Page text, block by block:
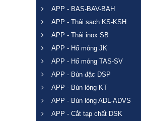
APP - BAS-BAV-BAH
APP - Thải sạch KS-KSH
APP - Thải inox SB
APP - Hố móng JK
APP - Hố móng TAS-SV
APP - Bùn đặc DSP
APP - Bùn lỏng KT
APP - Bùn lỏng ADL-ADVS
APP - Cắt tạp chất DSK